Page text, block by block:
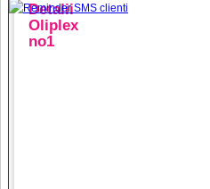
Detalii
Oliplex
no1